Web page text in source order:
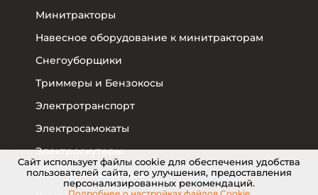
Минитракторы
Навесное оборудование к минитракторам
Снегоуборщики
Триммеры и Бензокосы
Электротранспорт
Электросамокаты
Электроскутеры
Электровелосипеды
Cайт использует файлы cookie для обеспечения удобства
пользователей сайта, его улучшения, предоставления
персонализированных рекомендаций.